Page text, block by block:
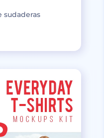
sudaderas